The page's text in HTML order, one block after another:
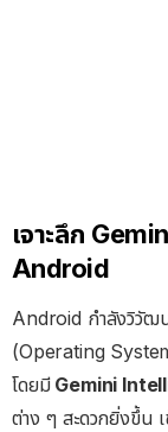
เจาะลึก
Android
Android กำลังวิวัฒ
(Operating
โดยมีGemini
ต่าง ๆ สะดวกยิ่งขึ้น